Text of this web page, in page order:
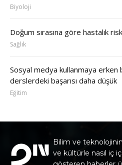
Biyoloji
Doğum sırasına göre hastalık
Sağlık
Sosyal medya kullanmaya erken
derslerdeki başarısı daha düşük
Eğitim
Bilim ve
ve kültürle nasıl iç